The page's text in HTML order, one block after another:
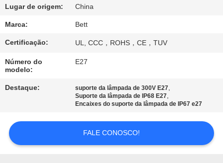
DA
QUALIDADE
MAPA
DO
SITE
PRIVACY
POLICY
Lugar de origem: China
Marca: Bett
Certificação: UL, CCC，ROHS，CE，TUV
Número do
modelo:
E27
Destaque: suporte da lâmpada de 300V E27,
Suporte da lâmpada de IP68 E27,
Encaixes do suporte da lâmpada de IP67 e27
FALE CONOSCO!